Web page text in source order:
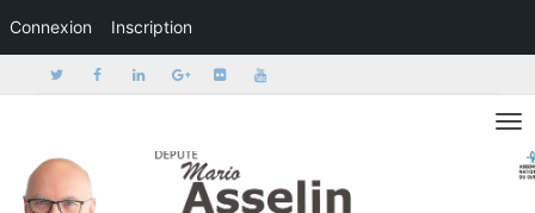
Connexion Inscription
Activer/